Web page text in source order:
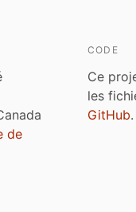
de
CODE
Ce
les
GitHub.